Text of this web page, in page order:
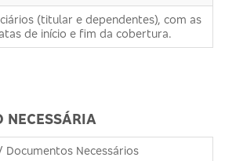
(titular e dependentes), com as
de início e fim da cobertura.
NECESSÁRIA
Documentos Necessários